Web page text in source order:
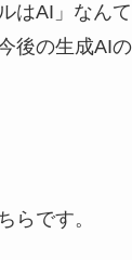
はAI」なん
後の生成AI
らです。